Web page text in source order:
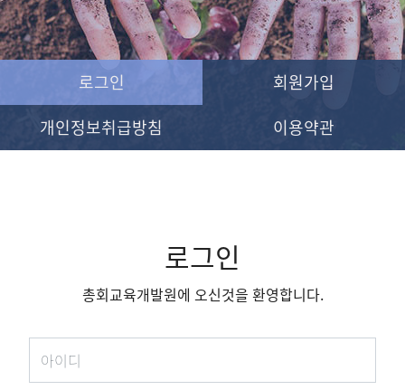
로그인
회원가입
개인정보취급방침
이용약관
로그인
총회교육개발원에 오신것을 환영합니다.